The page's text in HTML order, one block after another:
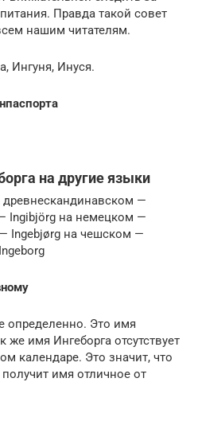
Правда такой совет
нашим читателям.
Ингуня, Инуся.
на другие языки
древнескандинавском —
Ingibjörg на немецком —
Ingebjørg на чешском —
определенно. Это имя
же имя Ингеборга отсутствует
календаре. Это значит, что
имя отличное от